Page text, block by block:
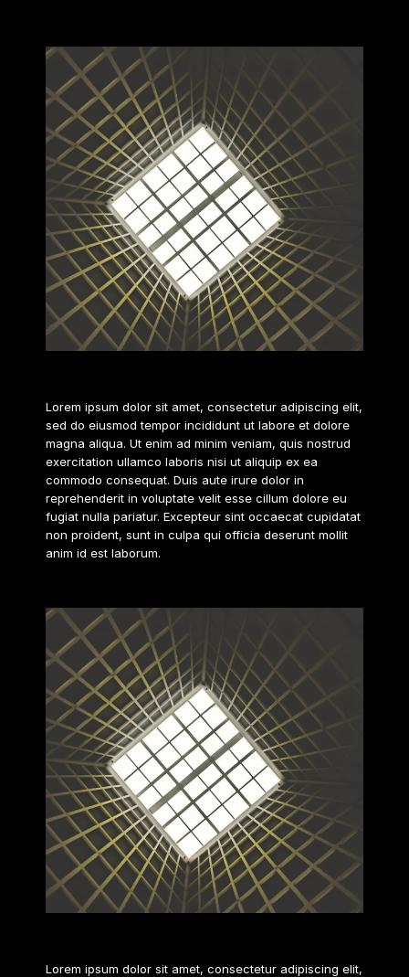
Lorem ipsum dolor sit amet, consectetur adipiscing elit,
sed do eiusmod tempor incididunt ut labore et dolore
magna aliqua. Ut enim ad minim veniam, quis nostrud
exercitation ullamco laboris nisi ut aliquip ex ea
commodo consequat. Duis aute irure dolor in
reprehenderit in voluptate velit esse cillum dolore eu
fugiat nulla pariatur. Excepteur sint occaecat cupidatat
non proident, sunt in culpa qui officia deserunt mollit
anim id est laborum.
Lorem ipsum dolor sit amet, consectetur adipiscing elit,